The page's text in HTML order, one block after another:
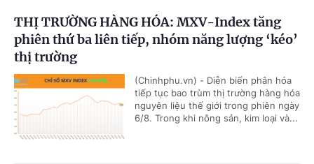
THỊ TRƯỜNG HÀNG HÓA: MXV-Index tăng
phiên thứ ba liên tiếp, nhóm năng lượng ‘kéo’
thị trường
(Chinhphu.vn) - Diễn biến phân hóa
tiếp tục bao trùm thị trường hàng hóa
nguyên liệu thế giới trong phiên ngày
6/8. Trong khi nông sản, kim loại và...